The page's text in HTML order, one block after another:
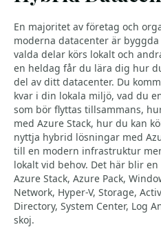
En majoritet av företag och
moderna datacenter är
valda delar körs lokalt och
en heldag får du lära dig hur
del av ditt datacenter. Du
kvar i din lokala miljö, vad du
som bör flyttas tillsammans,
med Azure Stack, hur du kan
nyttja hybrid lösningar med
till en modern infrastruktur
lokalt vid behov. Det här blir en
Azure Stack, Azure Pack,
Network, Hyper-V, Storage,
Directory, System Center, Log
skoj.